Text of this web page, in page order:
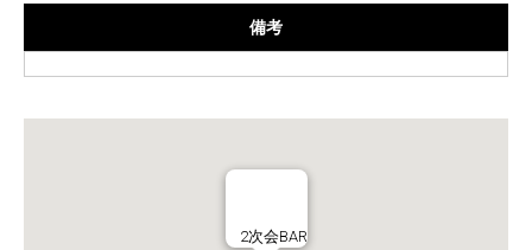
備考
2次会BAR